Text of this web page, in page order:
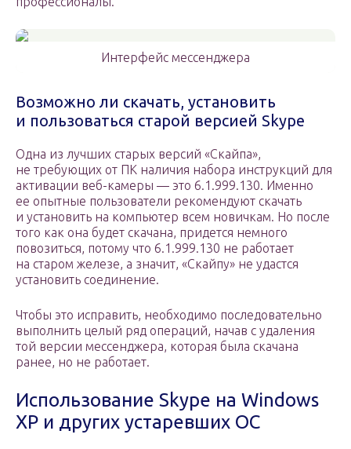
Интерфейс мессенджера
Возможно ли скачать, установить
и пользоваться старой версией Skype
Одна из лучших старых версий «Скайпа»,
не требующих от ПК наличия набора инструкций для
активации веб-камеры — это 6.1.999.130. Именно
ее опытные пользователи рекомендуют скачать
и установить на компьютер всем новичкам. Но после
того как она будет скачана, придется немного
повозиться, потому что 6.1.999.130 не работает
на старом железе, а значит, «Скайпу» не удастся
установить соединение.
Чтобы это исправить, необходимо последовательно
выполнить целый ряд операций, начав с удаления
той версии мессенджера, которая была скачана
ранее, но не работает.
Использование Skype на Windows
XP и других устаревших ОС